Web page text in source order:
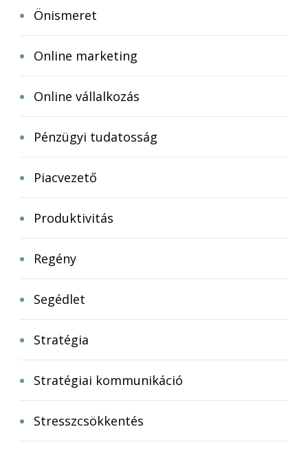
Önismeret
Online marketing
Online vállalkozás
Pénzügyi tudatosság
Piacvezető
Produktivitás
Regény
Segédlet
Stratégia
Stratégiai kommunikáció
Stresszcsökkentés